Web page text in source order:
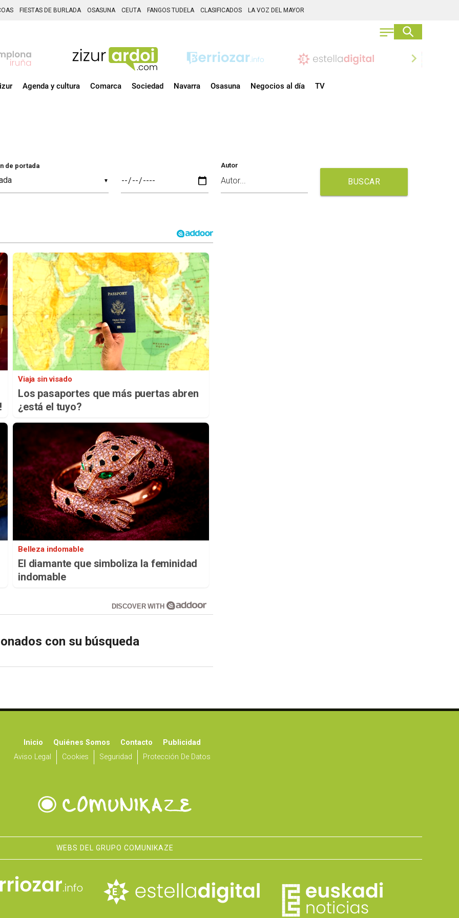
FIESTAS DE BURLADA OSASUNA CEUTA FANGOS TUDELA CLASIFICADOS LA VOZ DEL MAYOR
chevron_right
Agenda y cultura Comarca Sociedad Navarra Osasuna Negocios al día TV
▼
de portada Autor
BUSCAR
Viaja sin visado
Los pasaportes que más puertas abren
¿está el tuyo?
Belleza indomable
El diamante que simboliza la feminidad
indomable
DISCOVER WITH
con su búsqueda
Inicio Quiénes Somos Contacto
Publicidad
Aviso Legal
Cookies Seguridad Protección De Datos
WEBS DEL GRUPO COMUNIKAZE